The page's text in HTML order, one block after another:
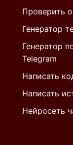
Проверить
Генератор
Генератор
Telegram
Написать
Написать
Нейросеть